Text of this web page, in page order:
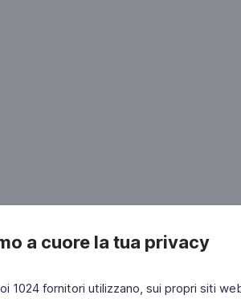
a cuore la tua privacy
1024 fornitori utilizzano, sui propri siti